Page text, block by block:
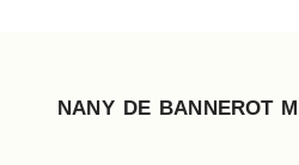
NANY DE BANNEROT